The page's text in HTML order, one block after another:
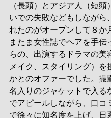
（長頭）とアジア人（短頭
いでの失敗などもしながら
れたのがオープンして８か
またま女性誌でヘアを手伝
らの、出演するドラマの美
メイク、スタイリング）を
かとのオファーでした。撮
名入りのジャケットで入る
でアピールしながら、口コ
で徐々に知名度を上げ、日